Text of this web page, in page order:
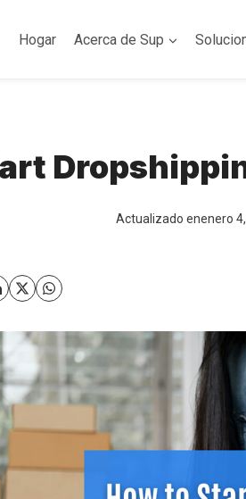
Hogar Acerca de Sup
Actualizado enenero